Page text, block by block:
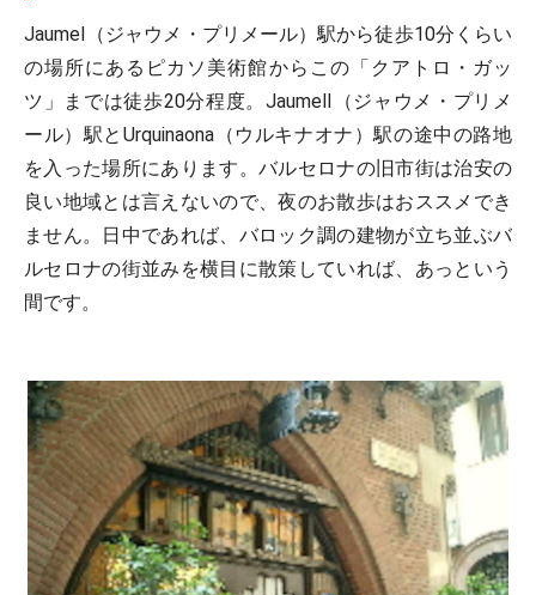
JaumeI（ジャウメ・プリメール）駅から徒歩10分くらい
の場所にあるピカソ美術館からこの「クアトロ・ガッ
ツ」までは徒歩20分程度。JaumelI（ジャウメ・プリメ
ール）駅とUrquinaona（ウルキナオナ）駅の途中の路地
を入った場所にあります。バルセロナの旧市街は治安の
良い地域とは言えないので、夜のお散歩はおススメでき
ません。日中であれば、バロック調の建物が立ち並ぶバ
ルセロナの街並みを横目に散策していれば、あっという
間です。